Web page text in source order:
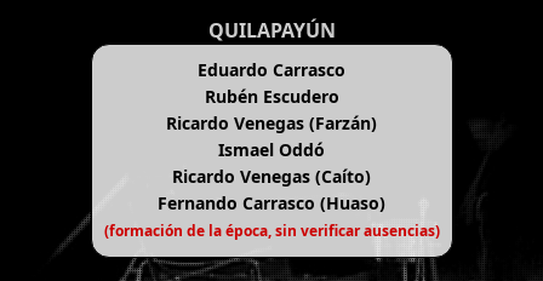
QUILAPAYÚN
Eduardo Carrasco
Rubén Escudero
Ricardo Venegas (Farzán)
Ismael Oddó
Ricardo Venegas (Caíto)
Fernando Carrasco (Huaso)
(formación de la época, sin verificar ausencias)